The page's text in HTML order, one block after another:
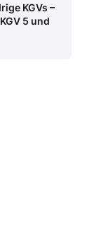
KGVs –
5 und